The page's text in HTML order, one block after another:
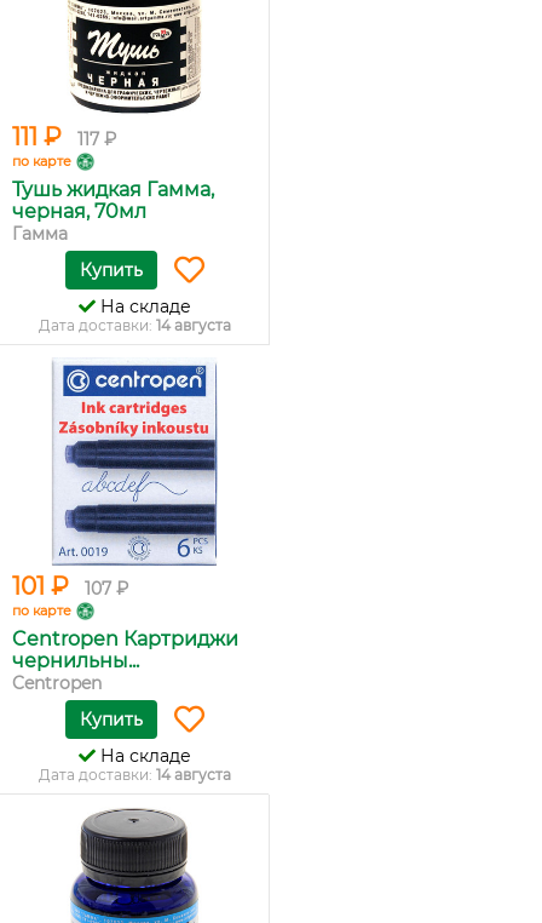
111 ₽ 117 ₽
по карте
Тушь жидкая Гамма,
черная, 70мл
Гамма
Купить
На складе
Дата доставки: 14 августа
101 ₽ 107 ₽
по карте
Centropen Картриджи
чернильны...
Centropen
Купить
На складе
Дата доставки: 14 августа